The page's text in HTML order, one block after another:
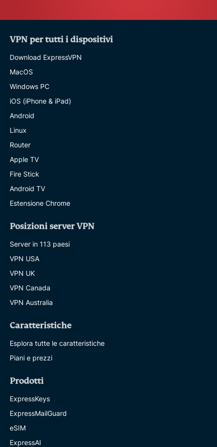
VPN per tutti i dispositivi
Download ExpressVPN
MacOS
Windows PC
iOS (iPhone & iPad)
Android
Linux
Router
Apple TV
Fire Stick
Android TV
Estensione Chrome
Posizioni server VPN
Server in 113 paesi
VPN USA
VPN UK
VPN Canada
VPN Australia
Caratteristiche
Esplora tutte le caratteristiche
Piani e prezzi
Prodotti
ExpressKeys
ExpressMailGuard
eSIM
ExpressAI